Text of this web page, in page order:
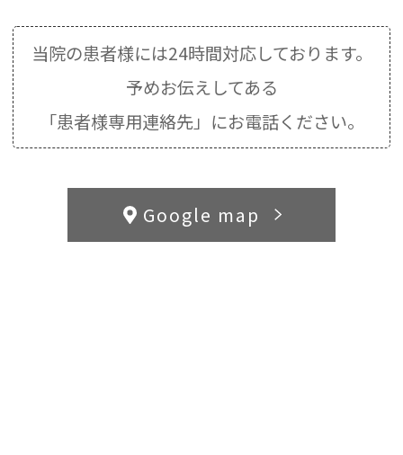
当院の患者様には24時間対応しております。
予めお伝えしてある
「患者様専用連絡先」にお電話ください。
Google map